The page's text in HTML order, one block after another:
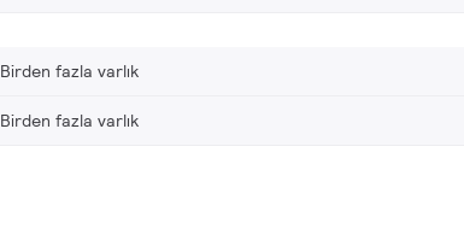
Birden fazla varlık
Birden fazla varlık